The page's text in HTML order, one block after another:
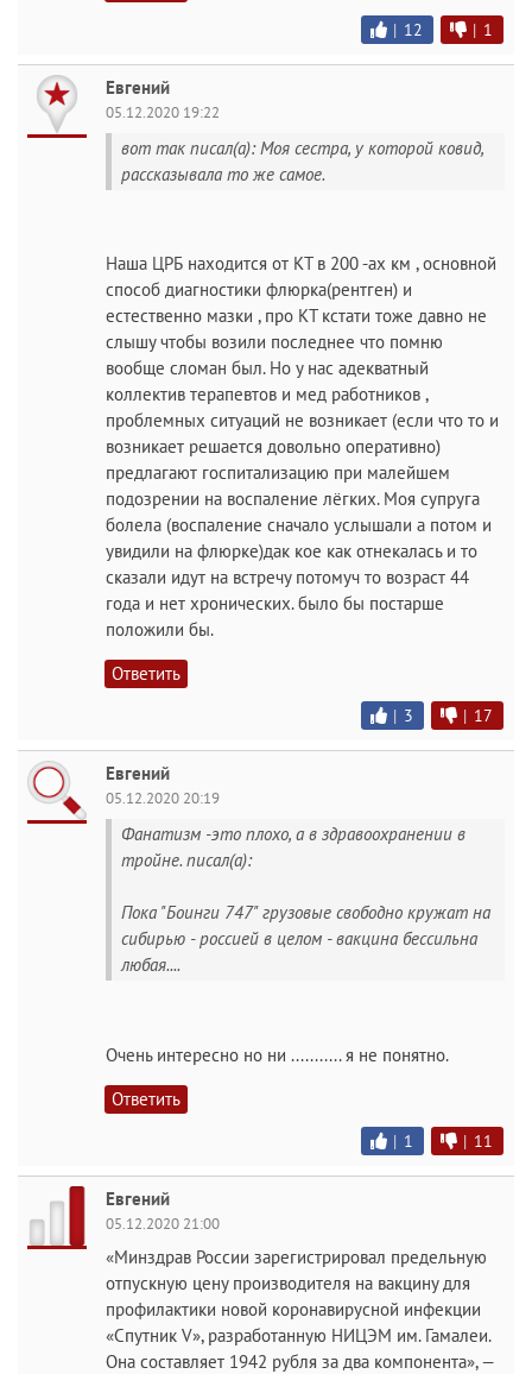
| 12 | 1
Евгений
05.12.2020 19:22
вот так писал(а): Моя сестра, у которой ковид,
рассказывала то же самое.
Наша ЦРБ находится от КТ в 200 -ах км , основной
способ диагностики флюрка(рентген) и
естественно мазки , про КТ кстати тоже давно не
слышу чтобы возили последнее что помню
вообще сломан был. Но у нас адекватный
коллектив терапевтов и мед работников ,
проблемных ситуаций не возникает (если что то и
возникает решается довольно оперативно)
предлагают госпитализацию при малейшем
подозрении на воспаление лёгких. Моя супруга
болела (воспаление сначало услышали а потом и
увидили на флюрке)дак кое как отнекалась и то
сказали идут на встречу потомуч то возраст 44
года и нет хронических. было бы постарше
положили бы.
Ответить
| 3 | 17
Евгений
05.12.2020 20:19
Фанатизм -это плохо, а в здравоохранении в
тройне. писал(а):
Пока "Боинги 747" грузовые свободно кружат на
сибирью - россией в целом - вакцина бессильна
любая....
Очень интересно но ни ........... я не понятно.
Ответить
| 1 | 11
Евгений
05.12.2020 21:00
«Минздрав России зарегистрировал предельную
отпускную цену производителя на вакцину для
профилактики новой коронавирусной инфекции
«Спутник V», разработанную НИЦЭМ им. Гамалеи.
Она составляет 1942 рубля за два компонента», —